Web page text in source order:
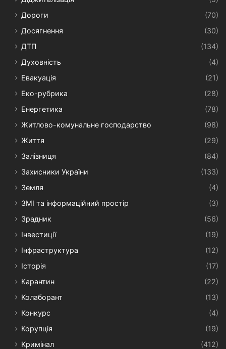
Дороги
(70)
Досягнення
(30)
ДТП
(134)
Духовність
(4)
Евакуація
(21)
Еко-рубрика
(28)
Енергетика
(78)
Житлово-комунальне господарство
(98)
Життя
(29)
Залізниця
(84)
Захисники України
(133)
Земля
(4)
ЗМІ та інформаційний простір
(3)
Зрадник
(56)
Інвестиції
(19)
Інфраструктура
(12)
Історія
(17)
Карантин
(22)
Колаборант
(13)
Конкурс
(4)
Корупція
(19)
Кримінал
(412)